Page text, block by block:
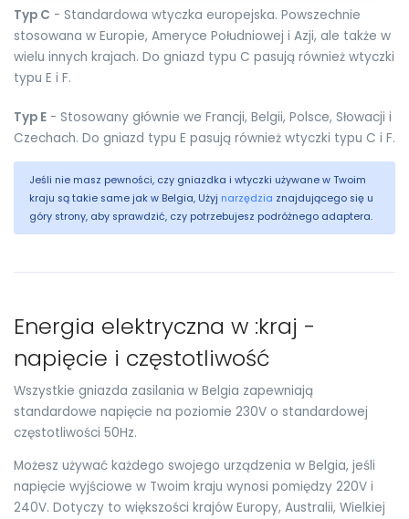
Typ C - Standardowa wtyczka europejska. Powszechnie
stosowana w Europie, Ameryce Południowej i Azji, ale także w
wielu innych krajach. Do gniazd typu C pasują również wtyczki
typu E i F.
Typ E - Stosowany głównie we Francji, Belgii, Polsce, Słowacji i
Czechach. Do gniazd typu E pasują również wtyczki typu C i F.
Jeśli nie masz pewności, czy gniazdka i wtyczki używane w Twoim
kraju są takie same jak w Belgia, Użyj narzędzia znajdującego się u
góry strony, aby sprawdzić, czy potrzebujesz podróżnego adaptera.
Energia elektryczna w :kraj -
napięcie i częstotliwość
Wszystkie gniazda zasilania w Belgia zapewniają
standardowe napięcie na poziomie 230V o standardowej
częstotliwości 50Hz.
Możesz używać każdego swojego urządzenia w Belgia, jeśli
napięcie wyjściowe w Twoim kraju wynosi pomiędzy 220V i
240V. Dotyczy to większości krajów Europy, Australii, Wielkiej